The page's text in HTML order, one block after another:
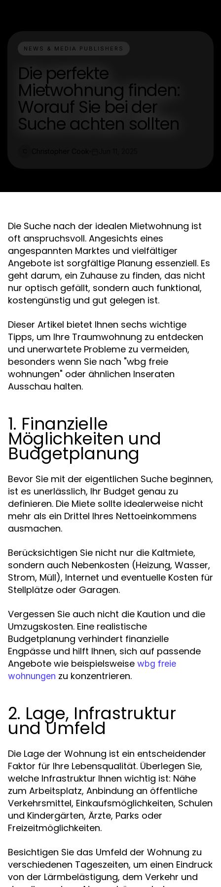
NEWS & MEDIA PUBLISHERS
Die perfekte
Mietwohnung finden:
Worauf Sie bei der
Suche achten sollten
Die Suche nach der idealen Mietwohnung ist
oft anspruchsvoll. Angesichts eines
angespannten Marktes und vielfältiger
Angebote ist sorgfältige Planung essenziell. Es
geht darum, ein Zuhause zu finden, das nicht
nur optisch gefällt, sondern auch funktional,
kostengünstig und gut gelegen ist.
Dieser Artikel bietet Ihnen sechs wichtige
Tipps, um Ihre Traumwohnung zu entdecken
und unerwartete Probleme zu vermeiden,
besonders wenn Sie nach "wbg freie
wohnungen" oder ähnlichen Inseraten
Ausschau halten.
1. Finanzielle
Möglichkeiten und
Budgetplanung
Bevor Sie mit der eigentlichen Suche beginnen,
ist es unerlässlich, Ihr Budget genau zu
definieren. Die Miete sollte idealerweise nicht
mehr als ein Drittel Ihres Nettoeinkommens
ausmachen.
Berücksichtigen Sie nicht nur die Kaltmiete,
sondern auch Nebenkosten (Heizung, Wasser,
Strom, Müll), Internet und eventuelle Kosten für
Stellplätze oder Garagen.
Vergessen Sie auch nicht die Kaution und die
Umzugskosten. Eine realistische
Budgetplanung verhindert finanzielle
Engpässe und hilft Ihnen, sich auf passende
Angebote wie beispielsweise wbg freie
wohnungen zu konzentrieren.
2. Lage, Infrastruktur
und Umfeld
Die Lage der Wohnung ist ein entscheidender
Faktor für Ihre Lebensqualität. Überlegen Sie,
welche Infrastruktur Ihnen wichtig ist: Nähe
zum Arbeitsplatz, Anbindung an öffentliche
Verkehrsmittel, Einkaufsmöglichkeiten, Schulen
und Kindergärten, Ärzte, Parks oder
Freizeitmöglichkeiten.
Besichtigen Sie das Umfeld der Wohnung zu
verschiedenen Tageszeiten, um einen Eindruck
von der Lärmbelästigung, dem Verkehr und